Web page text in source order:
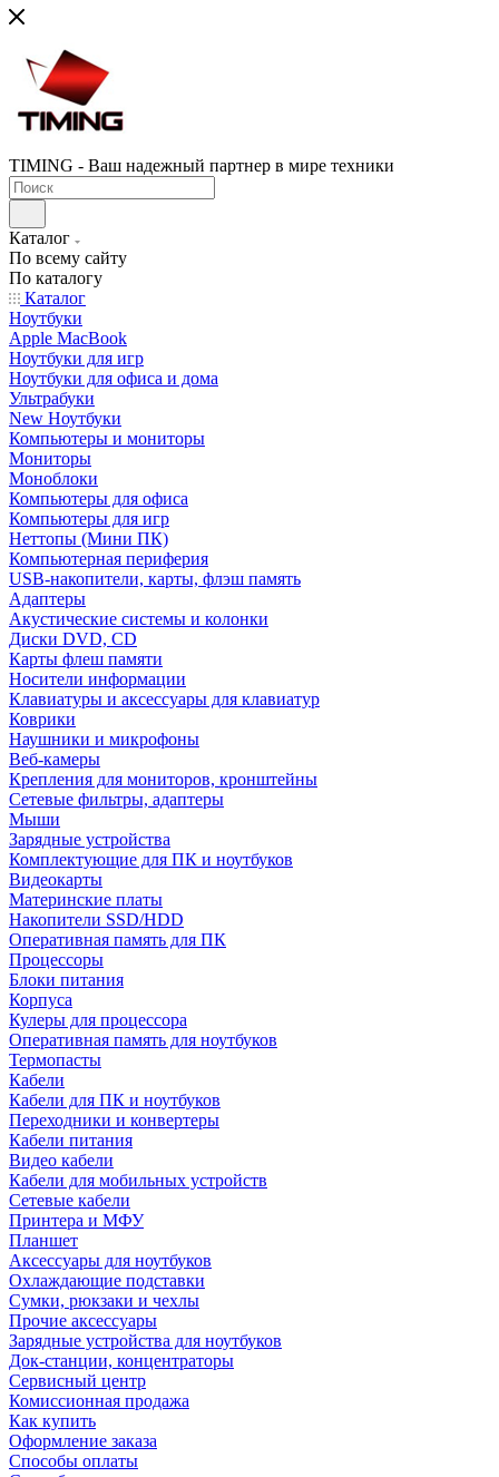
TIMING - Ваш надежный партнер в мире техники
Каталог
По всему сайту
По каталогу
Каталог
Ноутбуки
Apple MacBook
Ноутбуки для игр
Ноутбуки для офиса и дома
Ультрабуки
New Ноутбуки
Компьютеры и мониторы
Мониторы
Моноблоки
Компьютеры для офиса
Компьютеры для игр
Неттопы (Мини ПК)
Компьютерная периферия
USB-накопители, карты, флэш память
Адаптеры
Акустические системы и колонки
Диски DVD, CD
Карты флеш памяти
Носители информации
Клавиатуры и аксессуары для клавиатур
Коврики
Наушники и микрофоны
Веб-камеры
Крепления для мониторов, кронштейны
Сетевые фильтры, адаптеры
Мыши
Зарядные устройства
Комплектующие для ПК и ноутбуков
Видеокарты
Материнские платы
Накопители SSD/HDD
Оперативная память для ПК
Процессоры
Блоки питания
Корпуса
Кулеры для процессора
Оперативная память для ноутбуков
Термопасты
Кабели
Кабели для ПК и ноутбуков
Переходники и конвертеры
Кабели питания
Видео кабели
Кабели для мобильных устройств
Сетевые кабели
Принтера и МФУ
Планшет
Аксессуары для ноутбуков
Охлаждающие подставки
Сумки, рюкзаки и чехлы
Прочие аксессуары
Зарядные устройства для ноутбуков
Док-станции, концентраторы
Сервисный центр
Комиссионная продажа
Как купить
Оформление заказа
Способы оплаты